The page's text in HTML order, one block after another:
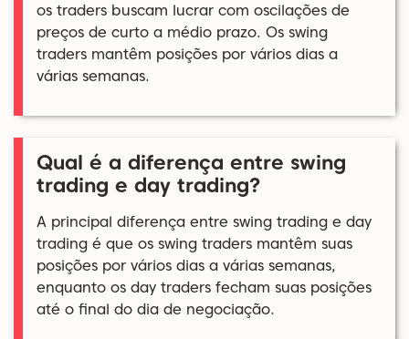
os traders buscam lucrar com oscilações de
preços de curto a médio prazo. Os swing
traders mantêm posições por vários dias a
várias semanas.
Qual é a diferença entre swing
trading e day trading?
A principal diferença entre swing trading e day
trading é que os swing traders mantêm suas
posições por vários dias a várias semanas,
enquanto os day traders fecham suas posições
até o final do dia de negociação.